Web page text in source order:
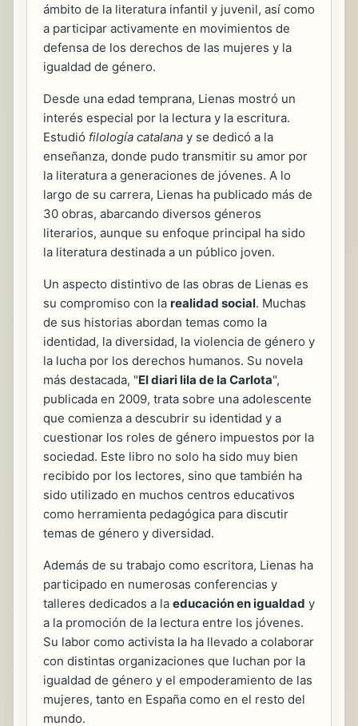
ámbito de la literatura infantil y juvenil, así como
a participar activamente en movimientos de
defensa de los derechos de las mujeres y la
igualdad de género.
Desde una edad temprana, Lienas mostró un
interés especial por la lectura y la escritura.
Estudió filología catalana y se dedicó a la
enseñanza, donde pudo transmitir su amor por
la literatura a generaciones de jóvenes. A lo
largo de su carrera, Lienas ha publicado más de
30 obras, abarcando diversos géneros
literarios, aunque su enfoque principal ha sido
la literatura destinada a un público joven.
Un aspecto distintivo de las obras de Lienas es
su compromiso con la realidad social. Muchas
de sus historias abordan temas como la
identidad, la diversidad, la violencia de género y
la lucha por los derechos humanos. Su novela
más destacada, "El diari lila de la Carlota",
publicada en 2009, trata sobre una adolescente
que comienza a descubrir su identidad y a
cuestionar los roles de género impuestos por la
sociedad. Este libro no solo ha sido muy bien
recibido por los lectores, sino que también ha
sido utilizado en muchos centros educativos
como herramienta pedagógica para discutir
temas de género y diversidad.
Además de su trabajo como escritora, Lienas ha
participado en numerosas conferencias y
talleres dedicados a la educación en igualdad y
a la promoción de la lectura entre los jóvenes.
Su labor como activista la ha llevado a colaborar
con distintas organizaciones que luchan por la
igualdad de género y el empoderamiento de las
mujeres, tanto en España como en el resto del
mundo.